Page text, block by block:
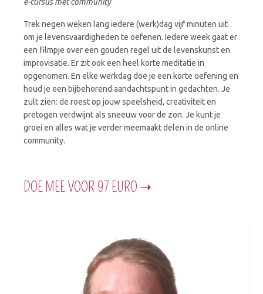
Trek negen weken lang iedere (werk)dag vijf minuten uit
om je levensvaardigheden te oefenen. Iedere week gaat er
een filmpje over een gouden regel uit de levenskunst en
improvisatie. Er zit ook een heel korte meditatie in
opgenomen. En elke werkdag doe je een korte oefening en
houd je een bijbehorend aandachtspunt in gedachten. Je
zult zien: de roest op jouw speelsheid, creativiteit en
pretogen verdwijnt als sneeuw voor de zon. Je kunt je
groei en alles wat je verder meemaakt delen in de online
community.
DOE MEE VOOR 97 EURO ➝